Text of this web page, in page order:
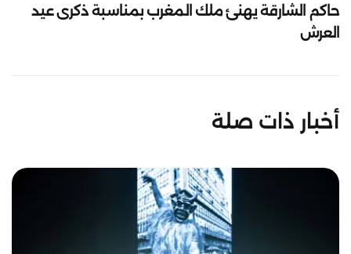
حاكم الشارقة يهنئ ملك المغرب بمناسبة ذكرى عيد
العرش
أخبار ذات صلة